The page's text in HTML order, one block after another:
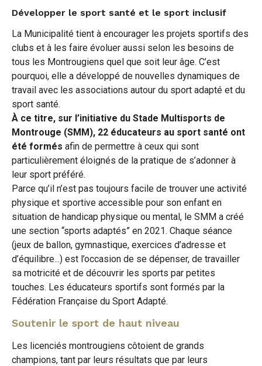
Développer le sport santé et le sport inclusif
La Municipalité tient à encourager les projets sportifs des
clubs et à les faire évoluer aussi selon les besoins de
tous les Montrougiens quel que soit leur âge. C’est
pourquoi, elle a développé de nouvelles dynamiques de
travail avec les associations autour du sport adapté et du
sport santé.
À ce titre, sur l’initiative du Stade Multisports de
Montrouge (SMM), 22 éducateurs au sport santé ont
été formés afin de permettre à ceux qui sont
particulièrement éloignés de la pratique de s’adonner à
leur sport préféré.
Parce qu’il n’est pas toujours facile de trouver une activité
physique et sportive accessible pour son enfant en
situation de handicap physique ou mental, le SMM a créé
une section “sports adaptés” en 2021. Chaque séance
(jeux de ballon, gymnastique, exercices d’adresse et
d’équilibre...) est l’occasion de se dépenser, de travailler
sa motricité et de découvrir les sports par petites
touches. Les éducateurs sportifs sont formés par la
Fédération Française du Sport Adapté.
Soutenir le sport de haut niveau
Les licenciés montrougiens côtoient de grands
champions, tant par leurs résultats que par leurs